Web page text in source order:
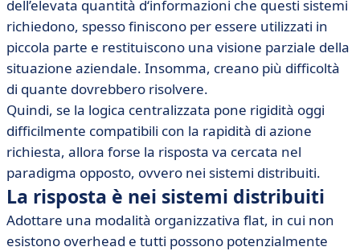
dell’elevata quantità d‘informazioni che questi sistemi
richiedono, spesso finiscono per essere utilizzati in
piccola parte e restituiscono una visione parziale della
situazione aziendale. Insomma, creano più difficoltà
di quante dovrebbero risolvere.
Quindi, se la logica centralizzata pone rigidità oggi
difficilmente compatibili con la rapidità di azione
richiesta, allora forse la risposta va cercata nel
paradigma opposto, ovvero nei sistemi distribuiti.
La risposta è nei sistemi distribuiti
Adottare una modalità organizzativa flat, in cui non
esistono overhead e tutti possono potenzialmente